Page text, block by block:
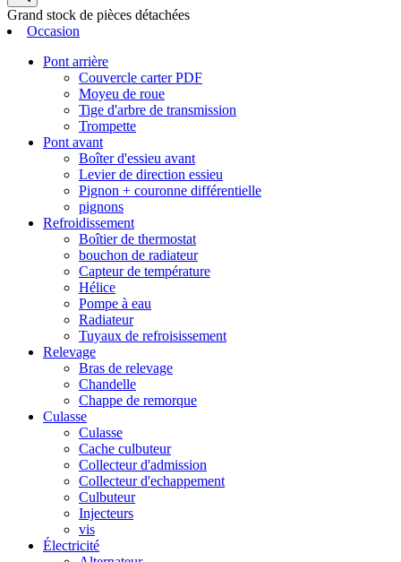
produits
Grand stock de pièces détachées
Occasion
Pont arrière
Couvercle carter PDF
Moyeu de roue
Tige d'arbre de transmission
Trompette
Pont avant
Boîter d'essieu avant
Levier de direction essieu
Pignon + couronne différentielle
pignons
Refroidissement
Boîtier de thermostat
bouchon de radiateur
Capteur de température
Hélice
Pompe à eau
Radiateur
Tuyaux de refroisissement
Relevage
Bras de relevage
Chandelle
Chappe de remorque
Culasse
Culasse
Cache culbuteur
Collecteur d'admission
Collecteur d'echappement
Culbuteur
Injecteurs
vis
Électricité